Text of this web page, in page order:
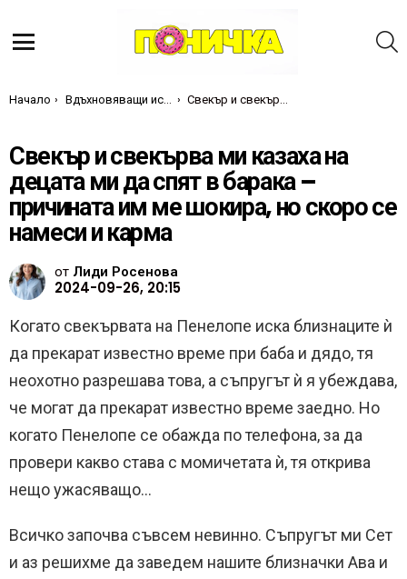
Ти си тук:
Начало Вдъхновяващи истории Свекър и свекърва ми казаха на децата ми да спят в барака – причината им ме шокира, но скоро се намеси и карма
Свекър и свекърва ми казаха на
децата ми да спят в барака –
причината им ме шокира, но скоро се
намеси и карма
от Лиди Росенова
2024-09-26, 20:15
Когато свекървата на Пенелопе иска близнаците ѝ
да прекарат известно време при баба и дядо, тя
неохотно разрешава това, а съпругът ѝ я убеждава,
че могат да прекарат известно време заедно. Но
когато Пенелопе се обажда по телефона, за да
провери какво става с момичетата ѝ, тя открива
нещо ужасяващо…
Всичко започва съвсем невинно. Съпругът ми Сет
и аз решихме да заведем нашите близначки Ава и